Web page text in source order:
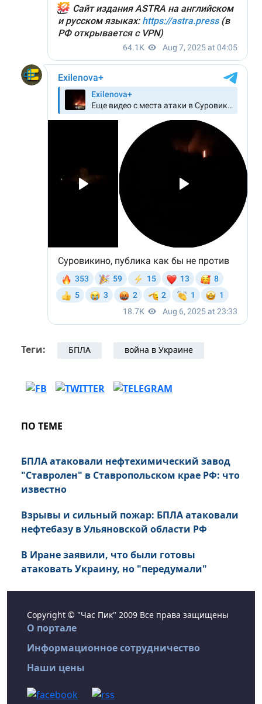
Теги: БПЛА война в Украине
ПО ТЕМЕ
БПЛА атаковали нефтехимический завод
"Ставролен" в Ставропольском крае РФ: что
известно
Взрывы и сильный пожар: БПЛА атаковали
нефтебазу в Ульяновской области РФ
В Иране заявили, что были готовы
атаковать Украину, но "передумали"
Copyright © "Час Пик" 2009 Все права защищены
О портале
Информационное сотрудничество
Наши цены